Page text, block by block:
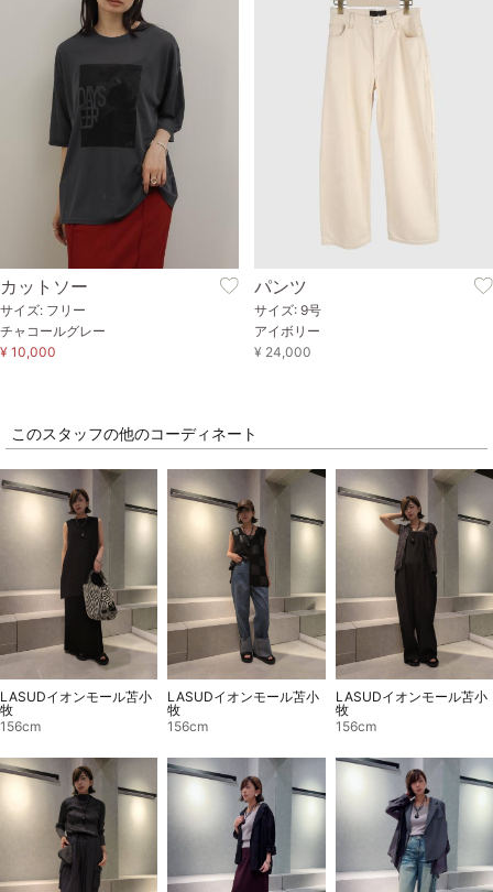
カットソー
サイズ: フリー
チャコールグレー
¥ 10,000
パンツ
サイズ: 9号
アイボリー
¥ 24,000
このスタッフの他のコーディネート
LASUDイオンモール苫小
牧
156cm
LASUDイオンモール苫小
牧
156cm
LASUDイオンモール苫小
牧
156cm